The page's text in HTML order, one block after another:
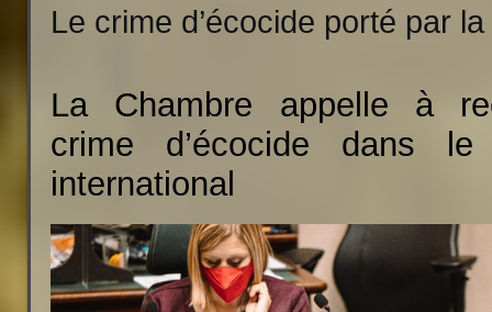
Le crime d’écocide porté par
La Chambre appelle à
crime d’écocide dans
international